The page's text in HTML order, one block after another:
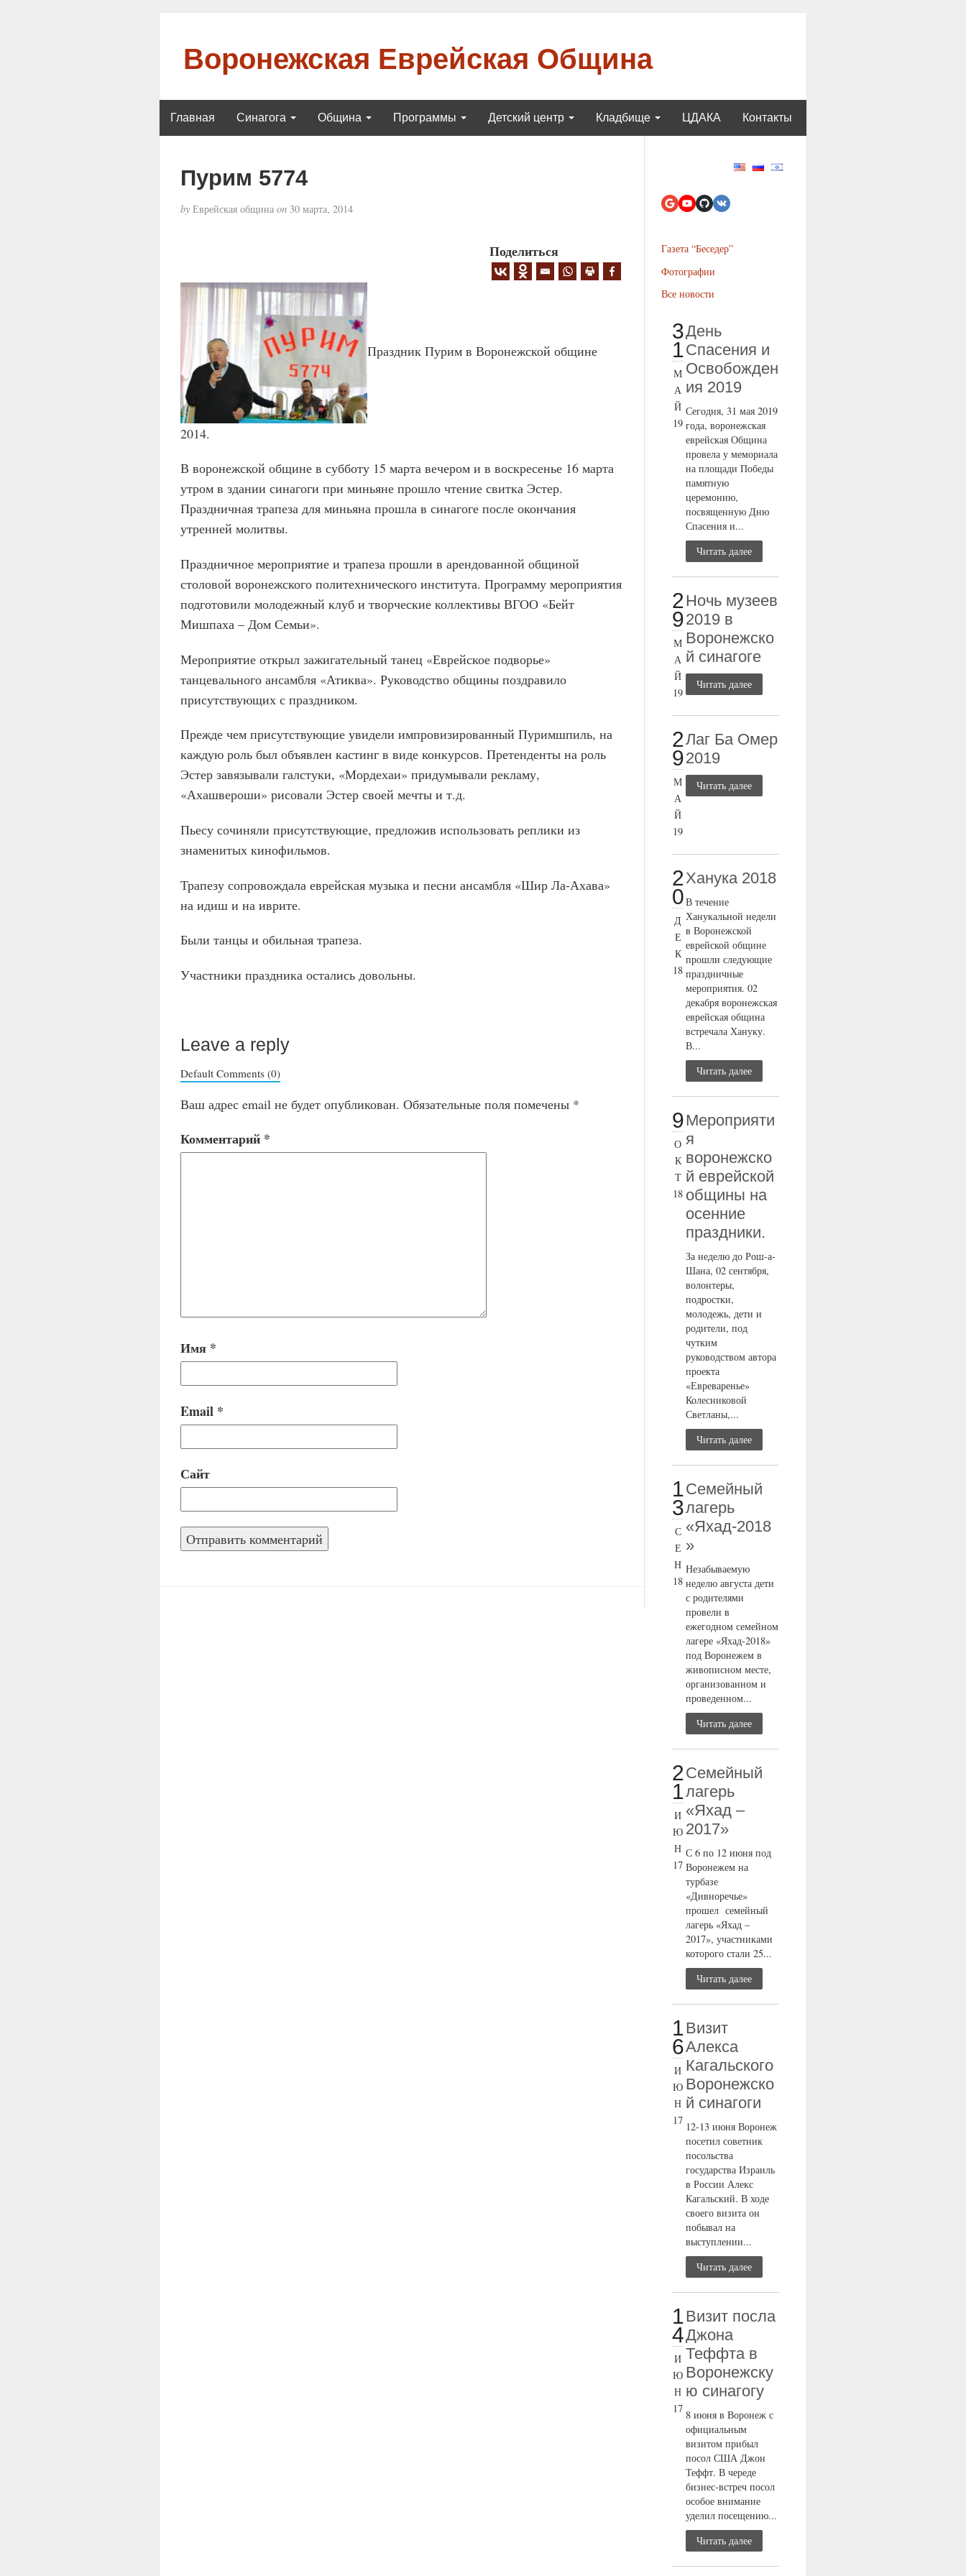
Воронежская Еврейская Община
Главная Синагога Община Программы Детский центр Кладбище ЦДАКА Контакты
Пурим 5774
byЕврейская община on30 марта, 2014
Поделиться
Праздник Пурим в Воронежской общине
2014.
В воронежской общине в субботу 15 марта вечером и в воскресенье 16 марта
утром в здании синагоги при миньяне прошло чтение свитка Эстер.
Праздничная трапеза для миньяна прошла в синагоге после окончания
утренней молитвы.
Праздничное мероприятие и трапеза прошли в арендованной общиной
столовой воронежского политехнического института. Программу мероприятия
подготовили молодежный клуб и творческие коллективы ВГОО «Бейт
Мишпаха – Дом Семьи».
Мероприятие открыл зажигательный танец «Еврейское подворье»
танцевального ансамбля «Атиква». Руководство общины поздравило
присутствующих с праздником.
Прежде чем присутствующие увидели импровизированный Пуримшпиль, на
каждую роль был объявлен кастинг в виде конкурсов. Претенденты на роль
Эстер завязывали галстуки, «Мордехаи» придумывали рекламу,
«Ахашвероши» рисовали Эстер своей мечты и т.д.
Пьесу сочиняли присутствующие, предложив использовать реплики из
знаменитых кинофильмов.
Трапезу сопровождала еврейская музыка и песни ансамбля «Шир Ла-Ахава»
на идиш и на иврите.
Были танцы и обильная трапеза.
Участники праздника остались довольны.
Leave a reply
Default Comments (0)
Ваш адрес email не будет опубликован. Обязательные поля помечены *
Комментарий *
Имя *
Email *
Сайт
Газета “Беседер”
Фотографии
Все новости
3
1
М
А
Й
19
День
Спасения и
Освобожден
ия 2019
Сегодня, 31 мая 2019
года, воронежская
еврейская Община
провела у мемориала
на площади Победы
памятную
церемонию,
посвященную Дню
Спасения и...
Читать далее
2
9
М
А
Й
19
Ночь музеев
2019 в
Воронежско
й синагоге
Читать далее
2
9
М
А
Й
19
Лаг Ба Омер
2019
Читать далее
2
0
Д
Е
К
18
Ханука 2018
В течение
Ханукальной недели
в Воронежской
еврейской общине
прошли следующие
праздничные
мероприятия. 02
декабря воронежская
еврейская община
встречала Хануку.
В...
Читать далее
9
О
К
Т
18
Мероприяти
я
воронежско
й еврейской
общины на
осенние
праздники.
За неделю до Рош-а-
Шана, 02 сентября,
волонтеры,
подростки,
молодежь, дети и
родители, под
чутким
руководством автора
проекта
«Евреваренье»
Колесниковой
Светланы,...
Читать далее
1
3
С
Е
Н
18
Семейный
лагерь
«Яхад-2018
»
Незабываемую
неделю августа дети
с родителями
провели в
ежегодном семейном
лагере «Яхад-2018»
под Воронежем в
живописном месте,
организованном и
проведенном...
Читать далее
2
1
И
Ю
Н
17
Семейный
лагерь
«Яхад –
2017»
С 6 по 12 июня под
Воронежем на
турбазе
«Дивноречье»
прошел семейный
лагерь «Яхад –
2017», участниками
которого стали 25...
Читать далее
1
6
И
Ю
Н
17
Визит
Алекса
Кагальского
Воронежско
й синагоги
12-13 июня Воронеж
посетил советник
посольства
государства Израиль
в России Алекс
Кагальский. В ходе
своего визита он
побывал на
выступлении...
Читать далее
1
4
И
Ю
Н
17
Визит посла
Джона
Теффта в
Воронежску
ю синагогу
8 июня в Воронеж с
официальным
визитом прибыл
посол США Джон
Теффт. В череде
бизнес-встреч посол
особое внимание
уделил посещению...
Читать далее